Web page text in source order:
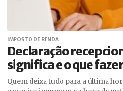
IMPOSTO DE RENDA
Declaração
significa e o que
Quem deixa tudo para a última